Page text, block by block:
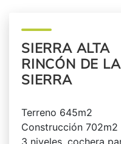
SIERRA ALTA
RINCÓN DE LA
SIERRA
Terreno 645m2
Construcción 702m2